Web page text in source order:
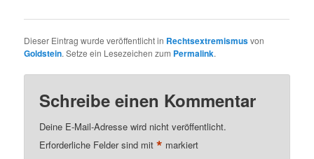
Dieser Eintrag wurde veröffentlicht in Rechtsextremismusvon
Goldstein. Setze ein Lesezeichen zum Permalink.
Schreibe einen Kommentar
Deine E-Mail-Adresse wird nicht veröffentlicht.
Erforderliche Felder sind mit* markiert